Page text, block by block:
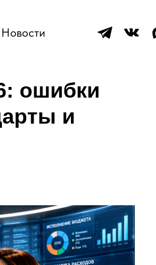
Новости
ошибки
и